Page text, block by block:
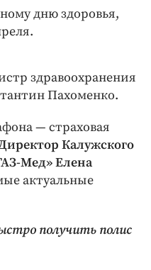
дню здоровья,
здравоохранения
Пахоменко.
— ​страховая
Калужского
Мед» Елена
актуальные
получить полис